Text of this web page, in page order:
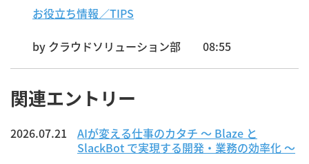
お役立ち情報／TIPS
by クラウドソリューション部 08:55
関連エントリー
2026.07.21
AIが変える仕事のカタチ ～ Blaze と
SlackBot で実現する開発・業務の効率化 ～